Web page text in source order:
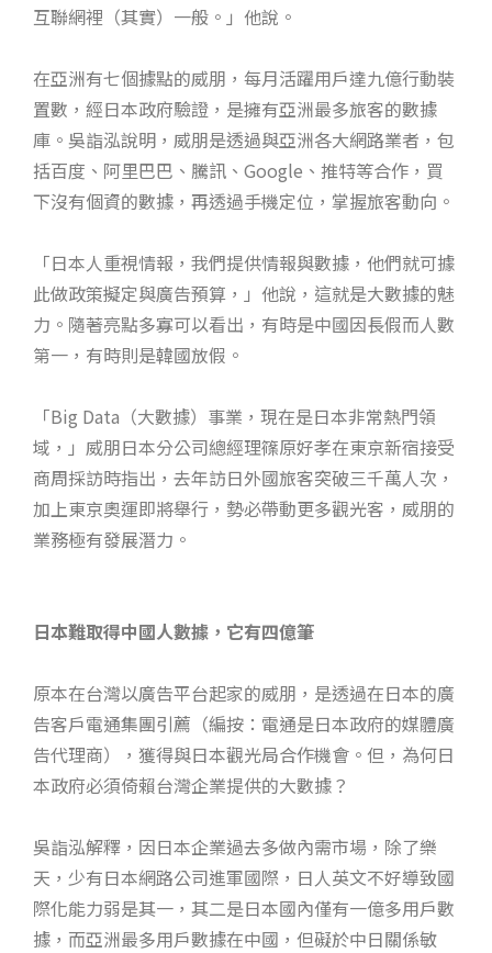
互聯網裡（其實）一般。」他說。
在亞洲有七個據點的威朋，每月活躍用戶達九億行動裝
置數，經日本政府驗證，是擁有亞洲最多旅客的數據
庫。吳詣泓說明，威朋是透過與亞洲各大網路業者，包
括百度、阿里巴巴、騰訊、Google、推特等合作，買
下沒有個資的數據，再透過手機定位，掌握旅客動向。
「日本人重視情報，我們提供情報與數據，他們就可據
此做政策擬定與廣告預算，」他說，這就是大數據的魅
力。隨著亮點多寡可以看出，有時是中國因長假而人數
第一，有時則是韓國放假。
「Big Data（大數據）事業，現在是日本非常熱門領
域，」威朋日本分公司總經理篠原好孝在東京新宿接受
商周採訪時指出，去年訪日外國旅客突破三千萬人次，
加上東京奧運即將舉行，勢必帶動更多觀光客，威朋的
業務極有發展潛力。
日本難取得中國人數據，它有四億筆
原本在台灣以廣告平台起家的威朋，是透過在日本的廣
告客戶電通集團引薦（編按：電通是日本政府的媒體廣
告代理商），獲得與日本觀光局合作機會。但，為何日
本政府必須倚賴台灣企業提供的大數據？
吳詣泓解釋，因日本企業過去多做內需市場，除了樂
天，少有日本網路公司進軍國際，日人英文不好導致國
際化能力弱是其一，其二是日本國內僅有一億多用戶數
據，而亞洲最多用戶數據在中國，但礙於中日關係敏